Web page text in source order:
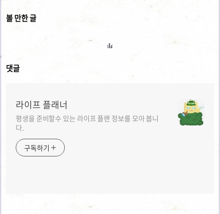
볼 만한 글
댓글
라이프 플래너
평생을 준비할수 있는 라이프 플랜 정보를 모아 봅니
다.
구독하기